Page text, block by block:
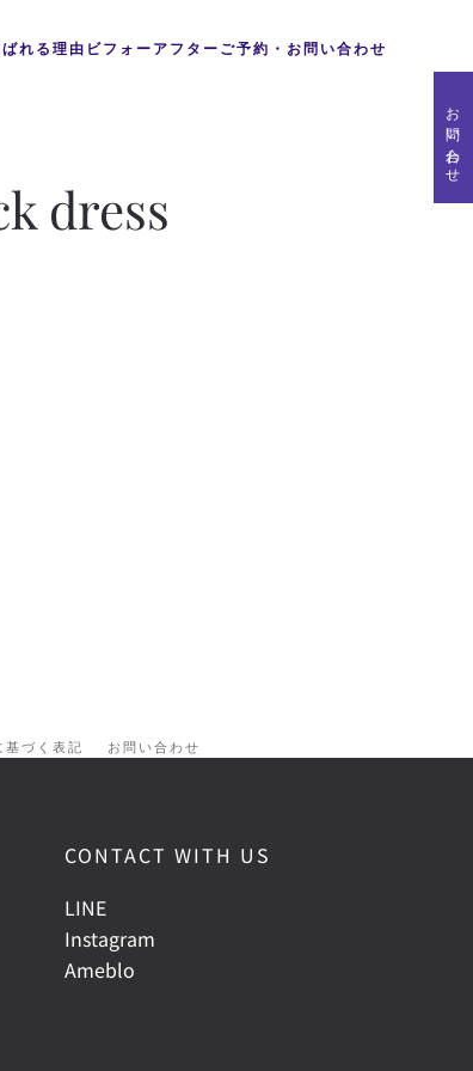
れる理由 ビフォーアフター ご予約・お問い合わせ
お問い合わせ
dress
基づく表記 お問い合わせ
CONTACT WITH US
LINE
Instagram
Ameblo